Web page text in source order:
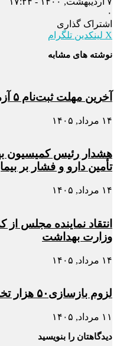
۰
اشتراک گذاری
X لینکدین تلگرام
نوشته های مشابه
آخرین مهلت ثبت‌نام ۵ آزمون علوم پزشکی اعلام شد
۱۴ مرداد, ۱۴۰۵
هشدار رئیس کمیسیون
تأمین دارو و فشار بر
۱۴ مرداد, ۱۴۰۵
انتقاد نماینده مجلس
وزارت بهداشت
۱۴ مرداد, ۱۴۰۵
لزوم بازسازی۵۰ هزار تخت بیمارستانی در کشور
۱۱ مرداد, ۱۴۰۵
دیدگاهتان را بنویسید